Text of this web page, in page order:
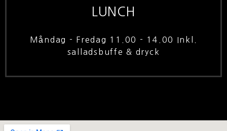
LUNCH
Måndag - Fredag 11.00 - 14.00 Inkl.
salladsbuffe & dryck